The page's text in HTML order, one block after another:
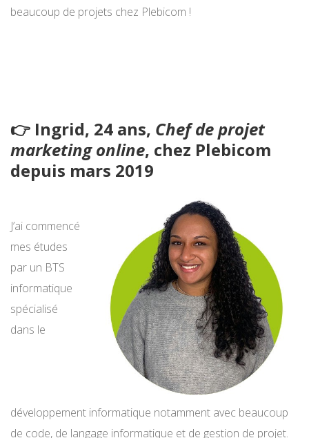
beaucoup de projets chez Plebicom !
👉 Ingrid, 24 ans, Chef de projet
marketing online, chez Plebicom
depuis mars 2019
J’ai commencé
mes études
par un BTS
informatique
spécialisé
dans le
développement informatique notamment avec beaucoup
de code, de langage informatique et de gestion de projet.